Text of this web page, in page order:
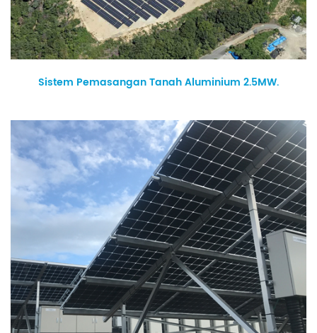
Sistem Pemasangan Tanah Aluminium 2.5MW.